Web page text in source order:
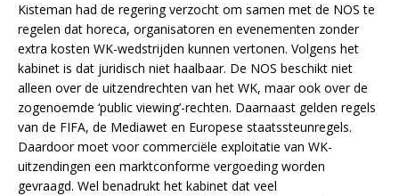
Kisteman had de regering verzocht om samen met de NOS te
regelen dat horeca, organisatoren en evenementen zonder
extra kosten WK-wedstrijden kunnen vertonen. Volgens het
kabinet is dat juridisch niet haalbaar. De NOS beschikt niet
alleen over de uitzendrechten van het WK, maar ook over de
zogenoemde ‘public viewing’-rechten. Daarnaast gelden regels
van de FIFA, de Mediawet en Europese staatssteunregels.
Daardoor moet voor commerciële exploitatie van WK-
uitzendingen een marktconforme vergoeding worden
gevraagd. Wel benadrukt het kabinet dat veel